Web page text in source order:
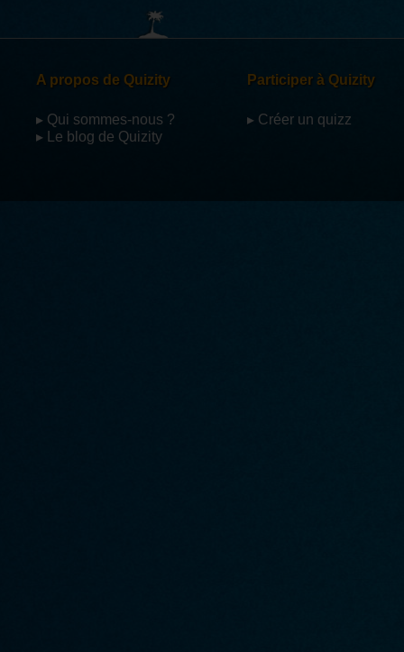
A propos de Quizity
▸ Qui sommes-nous ?
▸ Le blog de Quizity
Participer à Quizity
▸ Créer un quizz